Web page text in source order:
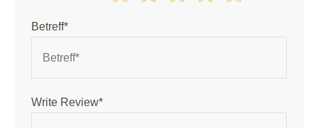
Betreff*
Write Review*